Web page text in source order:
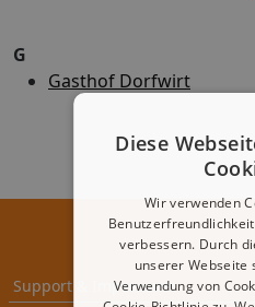
G
Gasthof Dorfwirt
Support & Impressum
Diese
Wir verwenden
verbessern. Durch
unserer Webseite
Verwendung von